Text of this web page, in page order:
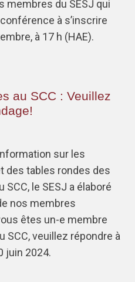
membres du SESJ qui
à s’inscrire
à 17 h (HAE).
au SCC : Veuillez
sur les
des tables rondes des
le SESJ a élaboré
nos membres
êtes un-e membre
SCC, veuillez répondre à
juin 2024.